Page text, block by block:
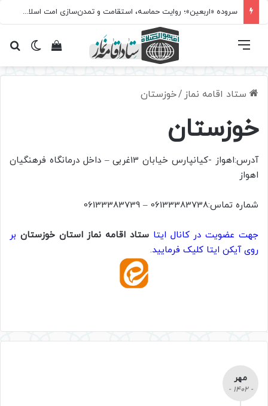
سروده‌ «اربعین»؛ روایت حماسه، استقامت و تمدن‌سازی امت اسلامی
تغییرمشاهده فهرست
ستاد اقامه نماز /خوزستان
خوزستان
آدرس:اهواز -کیانپارس خیابان 13غربی – داخل درمانگاه فرهنگیان
اهواز
شماره تماس:06133383738 – 06133383739
جهت عضویت در کانال ایتا ستاد اقامه نماز استان خوزستان بر
روی آیکن ایتا کلیک فرمایید.
مهر
- 1402 -